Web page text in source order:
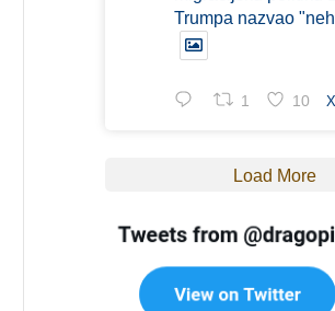
Trumpa nazvao
1 10 X
Load More